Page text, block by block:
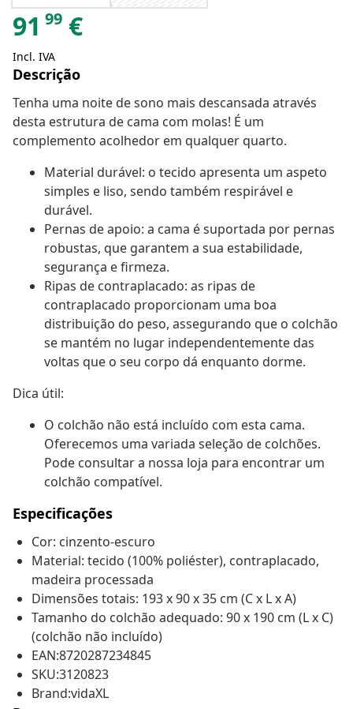
91 99 €
Incl. IVA
Descrição
Tenha uma noite de sono mais descansada através
desta estrutura de cama com molas! É um
complemento acolhedor em qualquer quarto.
Material durável: o tecido apresenta um aspeto
simples e liso, sendo também respirável e
durável.
Pernas de apoio: a cama é suportada por pernas
robustas, que garantem a sua estabilidade,
segurança e firmeza.
Ripas de contraplacado: as ripas de
contraplacado proporcionam uma boa
distribuição do peso, assegurando que o colchão
se mantém no lugar independentemente das
voltas que o seu corpo dá enquanto dorme.
Dica útil:
O colchão não está incluído com esta cama.
Oferecemos uma variada seleção de colchões.
Pode consultar a nossa loja para encontrar um
colchão compatível.
Especificações
Cor: cinzento-escuro
Material: tecido (100% poliéster), contraplacado,
madeira processada
Dimensões totais: 193 x 90 x 35 cm (C x L x A)
Tamanho do colchão adequado: 90 x 190 cm (L x C)
(colchão não incluído)
EAN:8720287234845
SKU:3120823
Brand:vidaXL